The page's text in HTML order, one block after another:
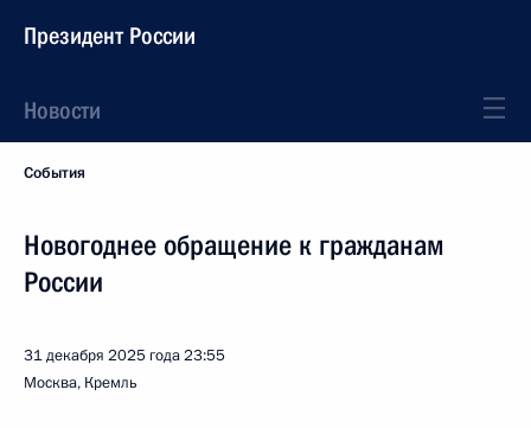
Президент России
Новости
События
Новогоднее обращение к гражданам
России
31 декабря 2025 года23:55
Москва, Кремль